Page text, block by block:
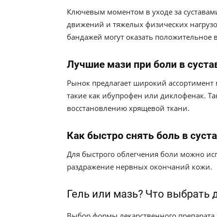
Ключевым моментом в уходе за
движений и тяжелых физических
бандажей могут оказать положительное
Лучшие мази при боли в
Рынок предлагает широкий
такие как ибупрофен или диклофенак.
восстановлению хрящевой ткани.
Как быстро снять боль в
Для быстрого облегчения боли можно
раздражение нервных окончаний кожи.
Гель или мазь? Что выбрать